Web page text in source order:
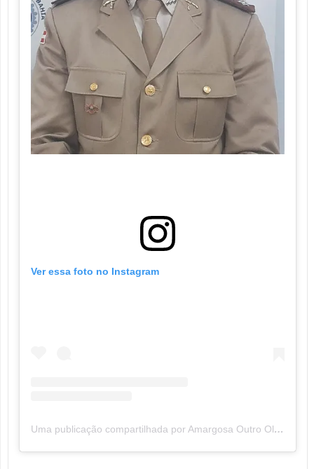
Ver essa foto no Instagram
Uma publicação compartilhada por Amargosa Outro Olhar (@amargosaoutroolhar)